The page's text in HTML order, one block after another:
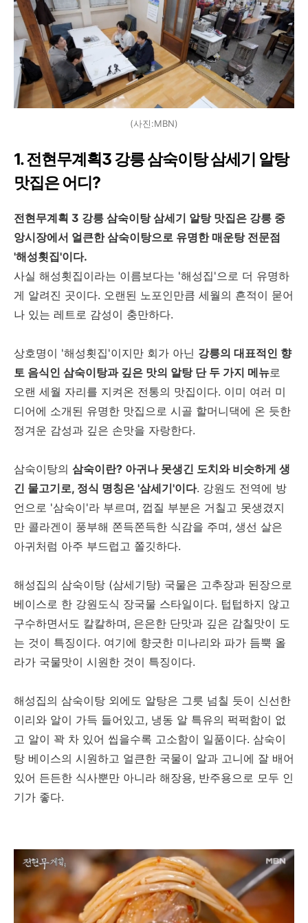
(사진:MBN)
1. 전현무계획3 강릉 삼숙이탕 삼세기 알탕
맛집은 어디?
전현무계획 3 강릉 삼숙이탕 삼세기 알탕 맛집은 강릉 중
앙시장에서 얼큰한 삼숙이탕으로 유명한 매운탕 전문점
'해성횟집'이다.
사실 해성횟집이라는 이름보다는 '해성집'으로 더 유명하
게 알려진 곳이다. 오랜된 노포인만큼 세월의 흔적이 묻어
나 있는 레트로 감성이 충만하다.
상호명이 '해성횟집'이지만 회가 아닌 강릉의 대표적인 향
토 음식인 삼숙이탕과 깊은 맛의 알탕 단 두 가지 메뉴로
오랜 세월 자리를 지켜온 전통의 맛집이다. 이미 여러 미
디어에 소개된 유명한 맛집으로 시골 할머니댁에 온 듯한
정겨운 감성과 깊은 손맛을 자랑한다.
삼숙이탕의 삼숙이란? 아귀나 못생긴 도치와 비슷하게 생
긴 물고기로, 정식 명칭은 '삼세기'이다. 강원도 전역에 방
언으로 '삼숙이'라 부르며, 껍질 부분은 거칠고 못생겼지
만 콜라겐이 풍부해 쫀득쫀득한 식감을 주며, 생선 살은
아귀처럼 아주 부드럽고 쫄깃하다.
해성집의 삼숙이탕 (삼세기탕) 국물은 고추장과 된장으로
베이스로 한 강원도식 장국물 스타일이다. 텁텁하지 않고
구수하면서도 칼칼하며, 은은한 단맛과 깊은 감칠맛이 도
는 것이 특징이다. 여기에 향긋한 미나리와 파가 듬뿍 올
라가 국물맛이 시원한 것이 특징이다.
해성집의 삼숙이탕 외에도 알탕은 그릇 넘칠 듯이 신선한
이리와 알이 가득 들어있고, 냉동 알 특유의 퍽퍽함이 없
고 알이 꽉 차 있어 씹을수록 고소함이 일품이다. 삼숙이
탕 베이스의 시원하고 얼큰한 국물이 알과 고니에 잘 배어
있어 든든한 식사뿐만 아니라 해장용, 반주용으로 모두 인
기가 좋다.